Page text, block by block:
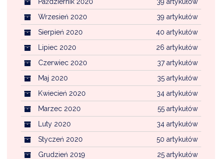
39 artykułów
Wrzesień 2020
40 artykułów
Sierpień 2020
26 artykułów
Lipiec 2020
37 artykułów
Czerwiec 2020
35 artykułów
Maj 2020
34 artykułów
Kwiecień 2020
55 artykułów
Marzec 2020
34 artykułów
Luty 2020
50 artykułów
Styczeń 2020
25 artykułów
Grudzień 2019